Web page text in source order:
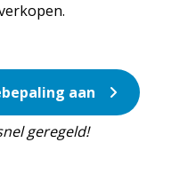
aan
geregeld!